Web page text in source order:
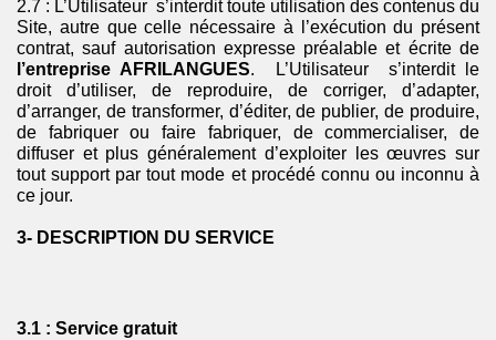
2.7 : L’Utilisateur s’interdittoute utilisation des contenus du
Site, autre que celle nécessaire à l’exécution du présent
contrat, sauf autorisation expresse préalable et écrite de
l’entreprise AFRILANGUES. L’Utilisateur s’interditle
droit d’utiliser, de reproduire, de corriger, d’adapter,
d’arranger, de transformer, d’éditer, de publier, de produire,
de fabriquer ou faire fabriquer, de commercialiser, de
diffuser et plus généralement d’exploiter les œuvres sur
tout support par tout mode et procédé connu ou inconnu à
ce jour.
3- DESCRIPTION DU SERVICE
3.1 : Service gratuit